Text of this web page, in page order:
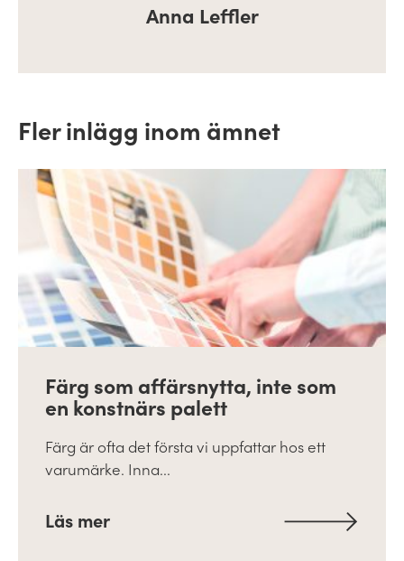
Anna Leffler
Fler inlägg inom ämnet
Färg som affärsnytta, inte som
en konstnärs palett
Färg är ofta det första vi uppfattar hos ett
varumärke. Inna...
Läs mer